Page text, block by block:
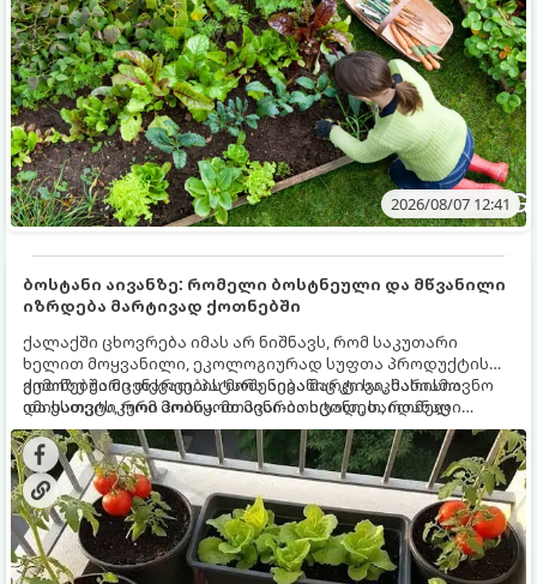
2026/08/07 12:41
ბოსტანი აივანზე: რომელი ბოსტნეული და მწვანილი
იზრდება მარტივად ქოთნებში
ქალაქში ცხოვრება იმას არ ნიშნავს, რომ საკუთარი
ხელით მოყვანილი, ეკოლოგიურად სუფთა პროდუქტის
გემოზე უარი თქვათ. პატარა აივანიც კი საკმარისია
იმისათვის, რომ მოიწყოთ მინი-ბოსტანი, საიდანაც
ყოველდღიურად ახალ, არომატულ მწვანილსა და
ბოსტნეულს მოკრეფთ.
ქოთნებში მცენარეების მოშენება მარტივი, სასიამოვნო
და ესთეტიკური ჰობია. მთავარია იცოდეთ, რომელი
კულტურები ეგუებიან ქოთნის პირობებს ყველაზე კარგად
და როგორ მოუაროთ მათ სწორად.